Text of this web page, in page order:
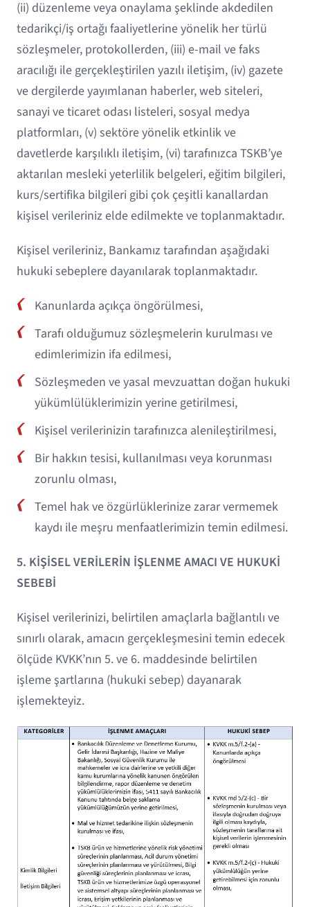
(ii) düzenleme veya onaylama şeklinde akdedilen
tedarikçi/iş ortağı faaliyetlerine yönelik her türlü
sözleşmeler, protokollerden, (iii) e-mail ve faks
aracılığı ile gerçekleştirilen yazılı iletişim, (iv) gazete
ve dergilerde yayımlanan haberler, web siteleri,
sanayi ve ticaret odası listeleri, sosyal medya
platformları, (v) sektöre yönelik etkinlik ve
davetlerde karşılıklı iletişim, (vi) tarafınızca TSKB’ye
aktarılan mesleki yeterlilik belgeleri, eğitim bilgileri,
kurs/sertifika bilgileri gibi çok çeşitli kanallardan
kişisel verileriniz elde edilmekte ve toplanmaktadır.
Kişisel verileriniz, Bankamız tarafından aşağıdaki
hukuki sebeplere dayanılarak toplanmaktadır.
Kanunlarda açıkça öngörülmesi,
Tarafı olduğumuz sözleşmelerin kurulması ve
edimlerimizin ifa edilmesi,
Sözleşmeden ve yasal mevzuattan doğan hukuki
yükümlülüklerimizin yerine getirilmesi,
Kişisel verilerinizin tarafınızca alenileştirilmesi,
Bir hakkın tesisi, kullanılması veya korunması
zorunlu olması,
Temel hak ve özgürlüklerinize zarar vermemek
kaydı ile meşru menfaatlerimizin temin edilmesi.
5. KİŞİSEL VERİLERİN İŞLENME AMACI VE HUKUKİ
SEBEBİ
Kişisel verilerinizi, belirtilen amaçlarla bağlantılı ve
sınırlı olarak, amacın gerçekleşmesini temin edecek
ölçüde KVKK’nın 5. ve 6. maddesinde belirtilen
işleme şartlarına (hukuki sebep) dayanarak
işlemekteyiz.